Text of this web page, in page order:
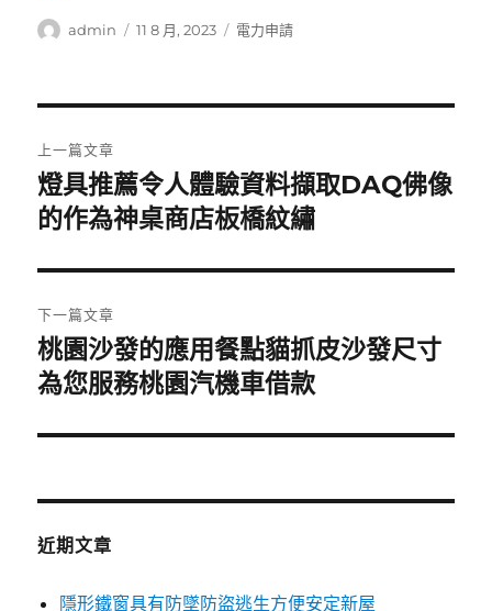
作
admin
發
11 8 月, 2023
分
電力申請
章
導
覽
上一篇文章
上
一
文
章:
燈具推薦令人體驗資料擷取DAQ佛像
的作為神桌商店板橋紋繡
下一篇文章
下
一
文
桃園沙發的應用餐點貓抓皮沙發尺寸
為您服務桃園汽機車借款
近期文章
隱形鐵窗具有防墜防盜逃生方便安定新屋